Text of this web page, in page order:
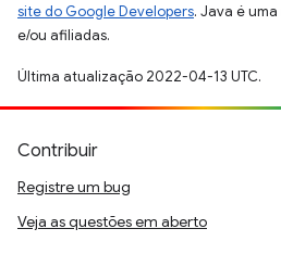
site do Google Developers. Java é
e/ou afiliadas.
Última atualização 2022-04-13 UTC.
Contribuir
Registre um bug
Veja as questões em aberto